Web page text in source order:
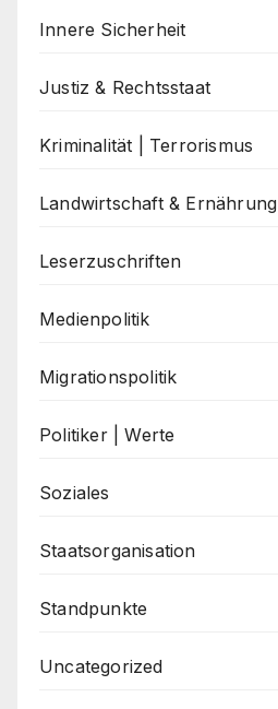
Innere Sicherheit
Justiz & Rechtsstaat
Kriminalität | Terrorismus
Landwirtschaft & Ernährung
Leserzuschriften
Medienpolitik
Migrationspolitik
Politiker | Werte
Soziales
Staatsorganisation
Standpunkte
Uncategorized